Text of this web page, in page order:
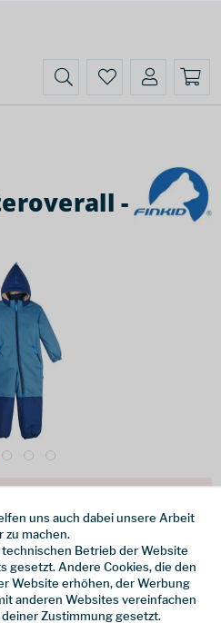
-
uns auch dabei unsere Arbeit
zu machen.
Betrieb der Website
gesetzt. Andere Cookies, die den
Website erhöhen, der Werbung
anderen Websites vereinfachen
Zustimmung gesetzt.